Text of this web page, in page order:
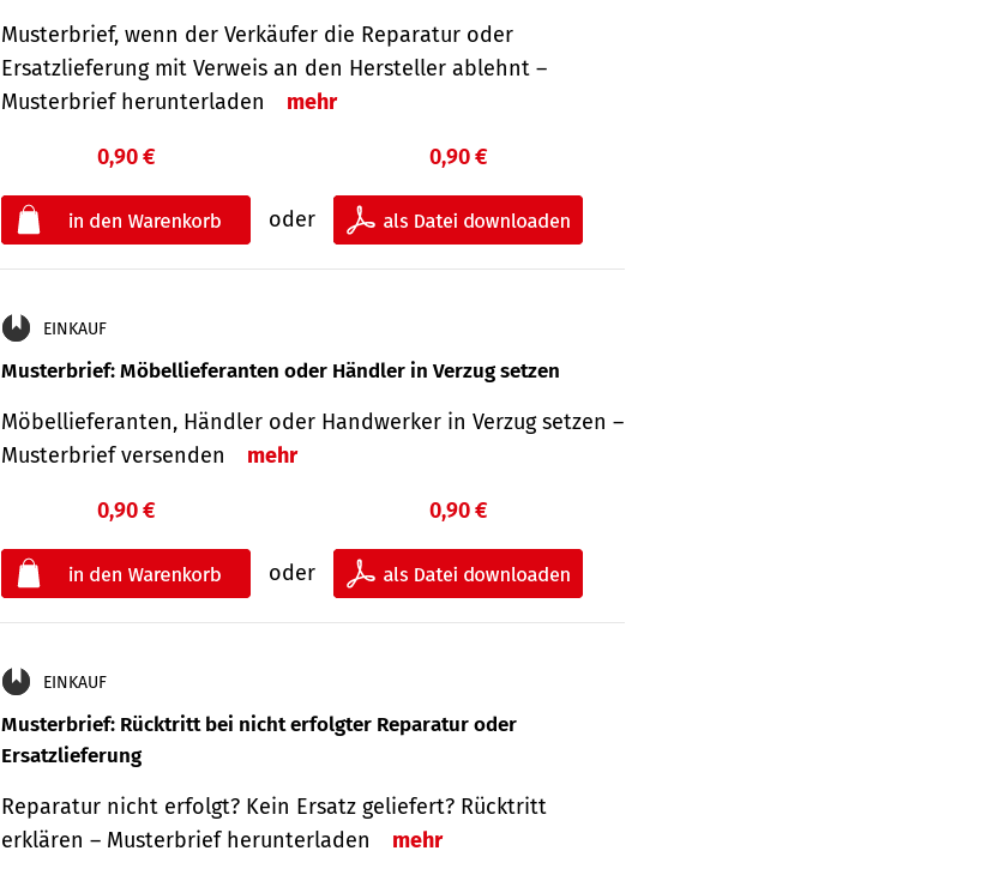
Musterbrief, wenn der Verkäufer die Reparatur oder
Ersatzlieferung mit Verweis an den Hersteller ablehnt –
Musterbrief herunterladen
mehr
0,90 €
oder
0,90 €
EINKAUF
Musterbrief: Möbellieferanten oder Händler in Verzug setzen
Möbellieferanten, Händler oder Handwerker in Verzug setzen –
Musterbrief versenden
mehr
0,90 €
oder
0,90 €
EINKAUF
Musterbrief: Rücktritt bei nicht erfolgter Reparatur oder
Ersatzlieferung
Reparatur nicht erfolgt? Kein Ersatz geliefert? Rücktritt
erklären – Musterbrief herunterladen
mehr